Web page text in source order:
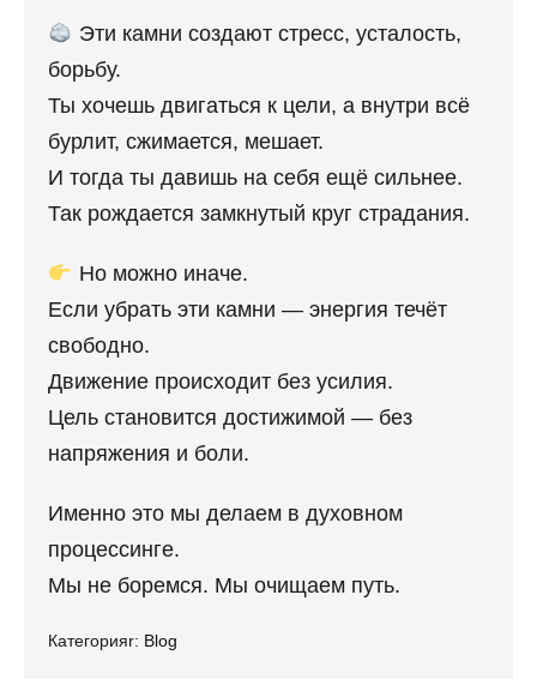
Эти камни создают стресс, усталость,
борьбу.
Ты хочешь двигаться к цели, а внутри всё
бурлит, сжимается, мешает.
И тогда ты давишь на себя ещё сильнее.
Так рождается замкнутый круг страдания.
Но можно иначе.
Если убрать эти камни — энергия течёт
свободно.
Движение происходит без усилия.
Цель становится достижимой — без
напряжения и боли.
Именно это мы делаем в духовном
процессинге.
Мы не боремся. Мы очищаем путь.
Категорияr: Blog